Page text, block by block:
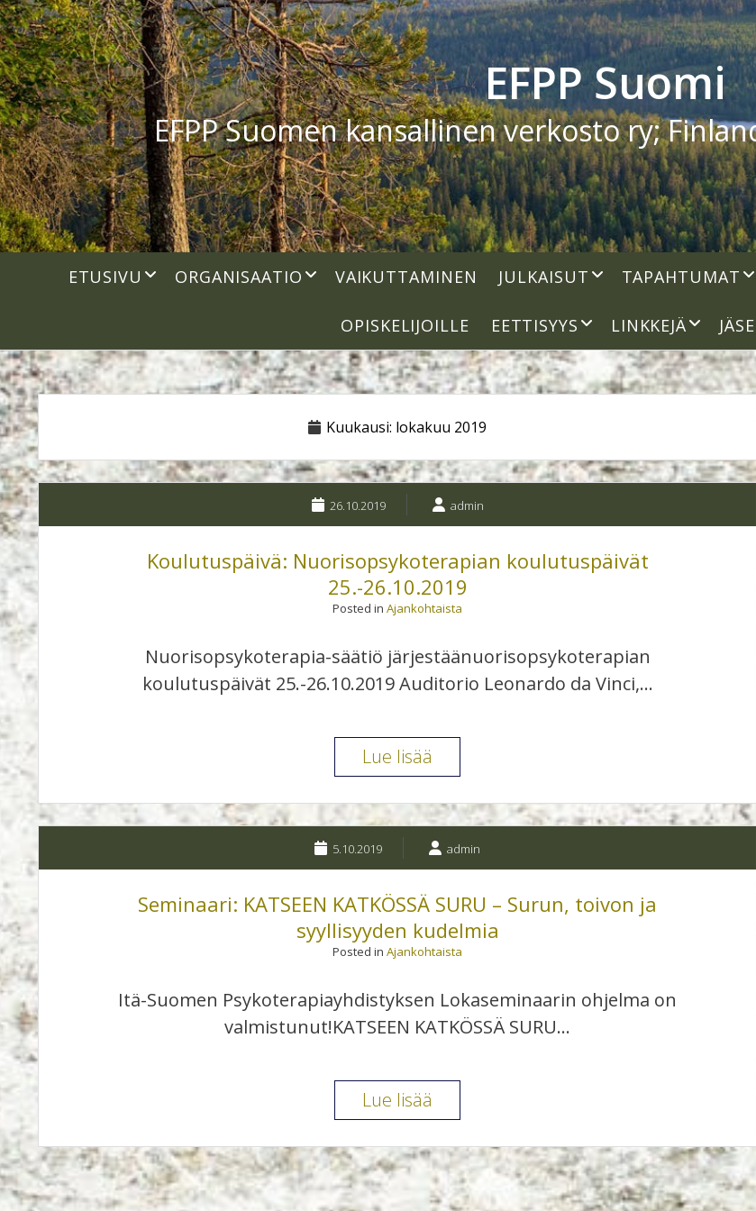
EFPP Suomi
EFPP Suomen kansallinen verkosto ry;
ETUSIVU open
dropdown
ORGANISAATIO open
dropdown
VAIKUTTAMINEN JULKAISUT open
dropdownTAPAHTUMAT
OPISKELIJOILLE EETTISYYS open
dropdown
menu
LINKKEJÄ open
dropdown
menu
Kuukausi: lokakuu 2019
26.10.2019 admin
Koulutuspäivä: Nuorisopsykoterapian koulutuspäivät
25.-26.10.2019
Posted in Ajankohtaista
Nuorisopsykoterapia-säätiö järjestäänuorisopsykoterapian
koulutuspäivät 25.-26.10.2019 Auditorio Leonardo da Vinci,…
Lue lisää
Nuorisopsykoterapian
koulutuspäivät
25.-26.10.2019
5.10.2019 admin
Seminaari: KATSEEN KATKÖSSÄ SURU – Surun, toivon ja
syyllisyyden kudelmia
Posted in Ajankohtaista
Itä-Suomen Psykoterapiayhdistyksen Lokaseminaarin ohjelma on
valmistunut!KATSEEN KATKÖSSÄ SURU…
Lue lisää
KATSEEN
KATKÖSSÄ
SURU